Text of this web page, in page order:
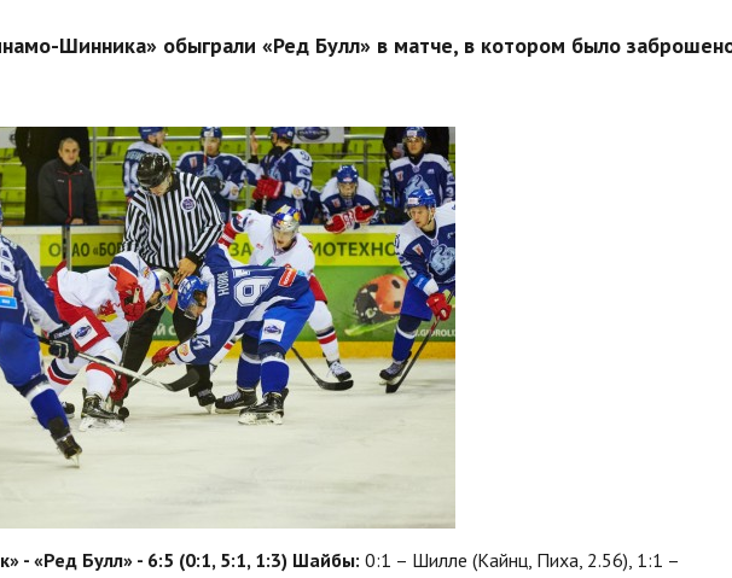
Шинника» обыграли «Ред Булл» в матче, в котором было
- «Ред Булл» - 6:5 (0:1, 5:1, 1:3) Шайбы: 0:1 – Шилле (Кайнц, Пиха, 2.56), 1:1 –